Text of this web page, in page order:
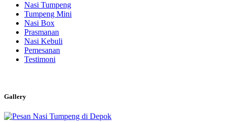
Nasi Tumpeng
Tumpeng Mini
Nasi Box
Prasmanan
Nasi Kebuli
Pemesanan
Testimoni
Gallery